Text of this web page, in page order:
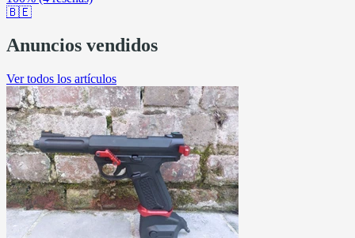
🇧🇪
Anuncios vendidos
Ver todos los artículos